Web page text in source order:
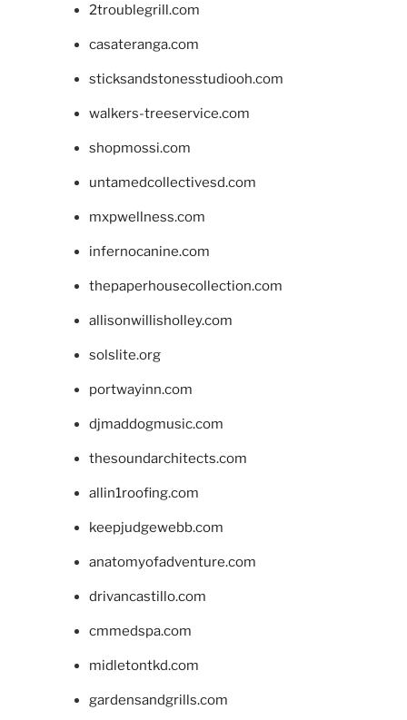
2troublegrill.com
casateranga.com
sticksandstonesstudiooh.com
walkers-treeservice.com
shopmossi.com
untamedcollectivesd.com
mxpwellness.com
infernocanine.com
thepaperhousecollection.com
allisonwillisholley.com
solslite.org
portwayinn.com
djmaddogmusic.com
thesoundarchitects.com
allin1roofing.com
keepjudgewebb.com
anatomyofadventure.com
drivancastillo.com
cmmedspa.com
midletontkd.com
gardensandgrills.com